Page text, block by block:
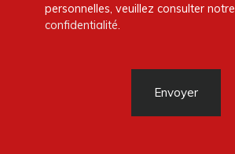
personnelles, veuillez consulter notre
confidentialité.
Envoyer